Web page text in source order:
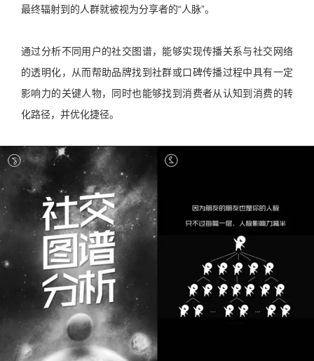
最终辐射到的人群就被视为分享者的“人脉”。
通过分析不同用户的社交图谱，能够实现传播关系与社交网络
的透明化，从而帮助品牌找到社群或口碑传播过程中具有一定
影响力的关键人物，同时也能够找到消费者从认知到消费的转
化路径，并优化捷径。